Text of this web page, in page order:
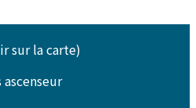
sur la carte)
ascenseur